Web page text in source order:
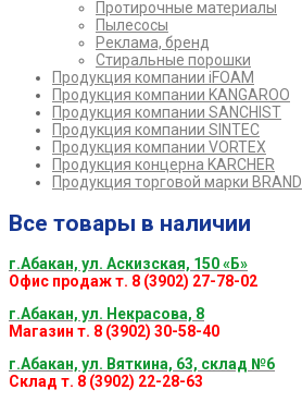
Протирочные материалы
Пылесосы
Реклама, бренд
Стиральные порошки
Продукция компании iFOAM
Продукция компании KANGAROO
Продукция компании SANCHIST
Продукция компании SINTEC
Продукция компании VORTEX
Продукция концерна KARCHER
Продукция торговой марки BRAND
Все товары в наличии
г.Абакан, ул. Аскизская, 150 «Б»
Офис продаж т. 8 (3902) 27-78-02
г.Абакан, ул. Некрасова, 8
Магазин т. 8 (3902) 30-58-40
г.Абакан, ул. Вяткина, 63, склад №6
Склад т. 8 (3902) 22-28-63